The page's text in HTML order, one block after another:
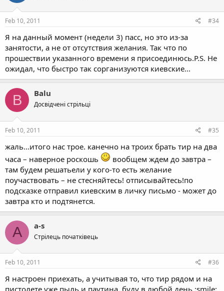
Feb 10, 2011 #34
Я на данный момент (недели 3) пасс, но это из-за
занятости, а не от отсутствия желания. Так что по
прошествии указанного времени я присоединюсь.P.S. Не
ожидал, что быстро так сорганизуются киевские...
B Balu
Досвідчені стрільці
Feb 10, 2011 #35
жаль…итого нас трое. канечно на троих брать тир на два
часа – наверное роскошь
вообщем ждем до завтра –
там будем решатьели у кого-то есть желание
поучаствовать – не стесняйтесь! отписывайтесь!по
подсказке отправил киевским в личку письмо - может до
завтра кто и подтянется.
A a-s
Стрілець початківець
Feb 10, 2011 #36
Я настроен приехать, а учитывая то, что тир рядом и на
пистолете уже пыль и паутина, буду в любой день :smile: